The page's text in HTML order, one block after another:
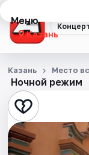
Меню
Казань
Концерты
Театр
Стендап
Выставки
Ночной режим
Казань Место